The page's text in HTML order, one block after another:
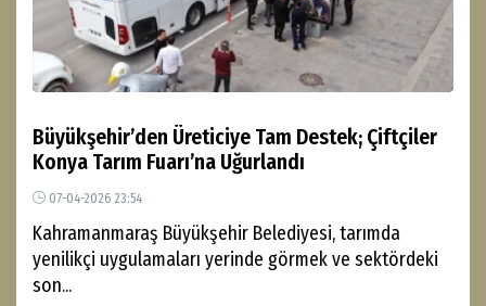
Büyükşehir’den Üreticiye Tam Destek; Çiftçiler
Konya Tarım Fuarı’na Uğurlandı
07-04-2026 23:54
Kahramanmaraş Büyükşehir Belediyesi, tarımda
yenilikçi uygulamaları yerinde görmek ve sektördeki
son...